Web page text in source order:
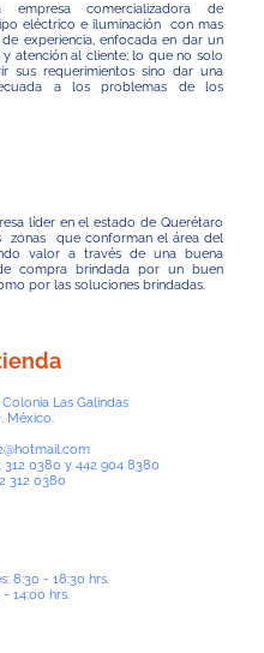
empresa comercializadora de
eléctrico e iluminación con mas
experiencia, enfocada en dar un
y atención al cliente; lo que no solo
sus requerimientos sino dar una
a los problemas de los
líder en el estado de Querétaro
zonas que conforman el área del
valor a través de una buena
compra brindada por un buen
por las soluciones brindadas.
Las Galindas
México.
312 0380 y 442 904 8380
312 0380
8:30 - 18:30 hrs.
14:00 hrs.